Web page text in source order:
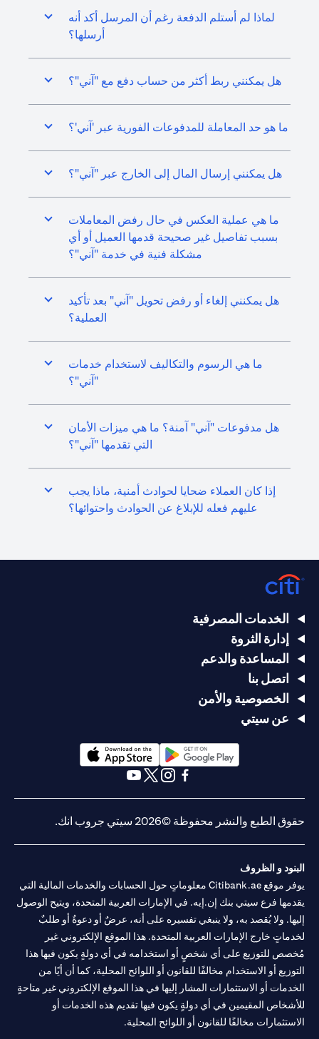
لماذا لم أستلم الدفعة رغم أن المرسل أكد أنه
أرسلها؟
هل يمكنني ربط أكثر من حساب دفع مع "آني"؟
ما هو حد المعاملة للمدفوعات الفورية عبر 'آني'؟
هل يمكنني إرسال المال إلى الخارج عبر "آني"؟
ما هي عملية العكس في حال رفض المعاملات
بسبب تفاصيل غير صحيحة قدمها العميل أو أي
مشكلة فنية في خدمة "آني"؟
هل يمكنني إلغاء أو رفض تحويل "آني" بعد تأكيد
العملية؟
ما هي الرسوم والتكاليف لاستخدام خدمات
"آني"؟
هل مدفوعات "آني" آمنة؟ ما هي ميزات الأمان
التي تقدمها "آني"؟
إذا كان العملاء ضحايا لحوادث أمنية، ماذا يجب
عليهم فعله للإبلاغ عن الحوادث واحتوائها؟
الخدمات المصرفية
إدارة الثروة
المساعدة والدعم
اتصل بنا
الخصوصية والأمن
عن سيتي
(opens in a new tab)
حقوق الطبع والنشر محفوظة ©2026 سيتي جروب انك.
البنود و الظروف
يوفر موقع Citibank.ae معلوماتٍ حول الحسابات والخدمات المالية التي
يقدمها فرع سيتي بنك إن.إيه. في الإمارات العربية المتحدة، ويتيح الوصول
إليها. ولا يُقصد به، ولا ينبغي تفسيره على أنه، عرضٌ أو دعوةٌ أو طلبٌ
لخدماتٍ خارج الإمارات العربية المتحدة. هذا الموقع الإلكتروني غير
مُخصص للتوزيع على أي شخصٍ أو استخدامه في أي دولةٍ يكون فيها هذا
التوزيع أو الاستخدام مخالفًا للقانون أو اللوائح المحلية، كما أن أيًا من
الخدمات أو الاستثمارات المشار إليها في هذا الموقع الإلكتروني غير متاحةٍ
للأشخاص المقيمين في أي دولةٍ يكون فيها تقديم هذه الخدمات أو
الاستثمارات مخالفًا للقانون أو اللوائح المحلية.